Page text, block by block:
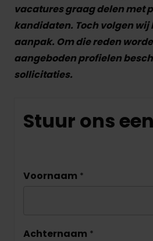
vacatures graag delen met
kandidaten. Toch volgen wij
aanpak. Om die reden
aangeboden profielen
sollicitaties.
Stuur ons
Voornaam *
Achternaam *